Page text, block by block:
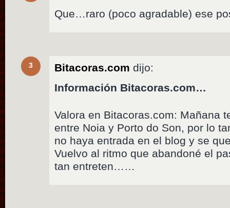
Que…raro (poco agradable) ese
3 Bitacoras.com dijo:
Información Bitacoras.com…
Valora en Bitacoras.com: Mañana
entre Noia y Porto do Son, por lo
no haya entrada en el blog y se
Vuelvo al ritmo que abandoné el
tan entreten……